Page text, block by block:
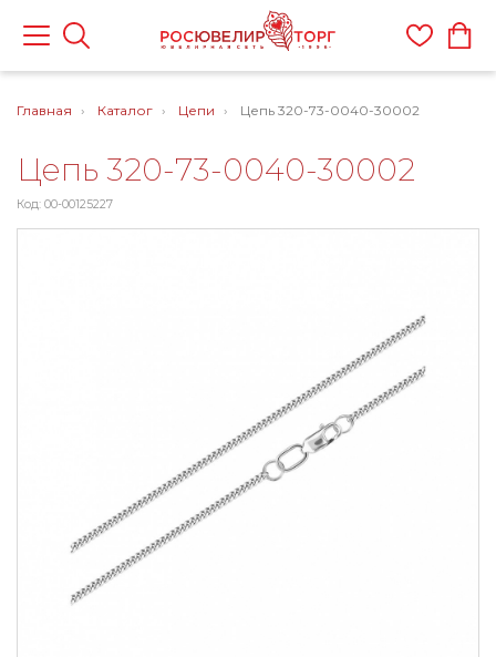
Главная Каталог Цепи Цепь 320-73-0040-30002
Цепь 320-73-0040-30002
Код: 00-00125227